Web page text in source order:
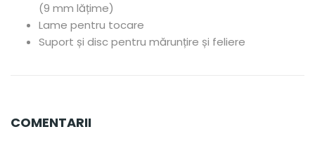
(9 mm lățime)
Lame pentru tocare
Suport și disc pentru mărunțire și feliere
COMENTARII